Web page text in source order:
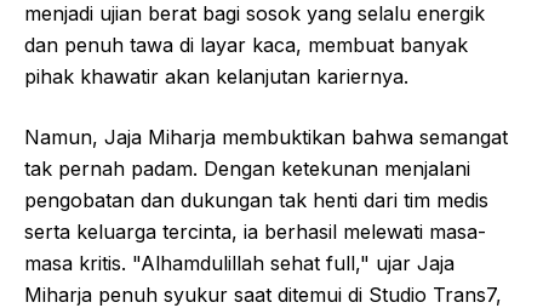
menjadi ujian berat bagi sosok yang selalu energik
dan penuh tawa di layar kaca, membuat banyak
pihak khawatir akan kelanjutan kariernya.
Namun, Jaja Miharja membuktikan bahwa semangat
tak pernah padam. Dengan ketekunan menjalani
pengobatan dan dukungan tak henti dari tim medis
serta keluarga tercinta, ia berhasil melewati masa-
masa kritis. "Alhamdulillah sehat full," ujar Jaja
Miharja penuh syukur saat ditemui di Studio Trans7,